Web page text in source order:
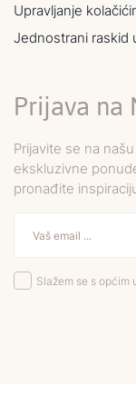
Upravljanje
Jednostrani raskid
Prijava
Prijavite se na
ekskluzivne
pronađite
Slažem se s općim